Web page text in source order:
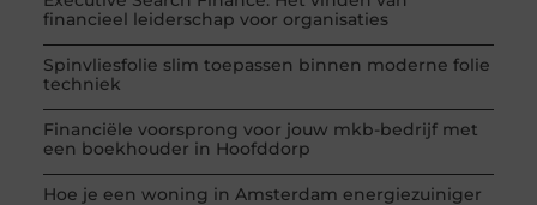
financieel leiderschap voor organisaties
Spinvliesfolie slim toepassen binnen moderne folie
techniek
Financiële voorsprong voor jouw mkb-bedrijf met
een boekhouder in Hoofddorp
Hoe je een woning in Amsterdam energiezuiniger